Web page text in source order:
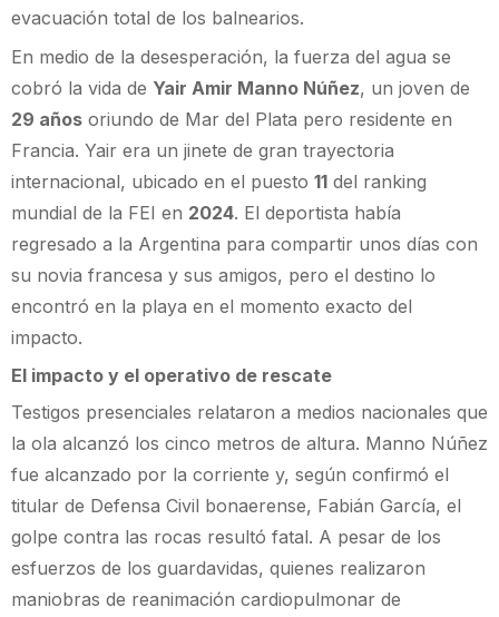
evacuación total de los balnearios.
En medio de la desesperación, la fuerza del agua se
cobró la vida de Yair Amir Manno Núñez, un joven de
29 años oriundo de Mar del Plata pero residente en
Francia. Yair era un jinete de gran trayectoria
internacional, ubicado en el puesto 11 del ranking
mundial de la FEI en 2024. El deportista había
regresado a la Argentina para compartir unos días con
su novia francesa y sus amigos, pero el destino lo
encontró en la playa en el momento exacto del
impacto.
El impacto y el operativo de rescate
Testigos presenciales relataron a medios nacionales que
la ola alcanzó los cinco metros de altura. Manno Núñez
fue alcanzado por la corriente y, según confirmó el
titular de Defensa Civil bonaerense, Fabián García, el
golpe contra las rocas resultó fatal. A pesar de los
esfuerzos de los guardavidas, quienes realizaron
maniobras de reanimación cardiopulmonar de